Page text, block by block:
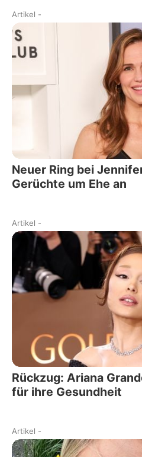
Artikel -
Neuer Ring bei
Gerüchte um Ehe an
Artikel -
Rückzug: Ariana
für ihre Gesundheit
Artikel -